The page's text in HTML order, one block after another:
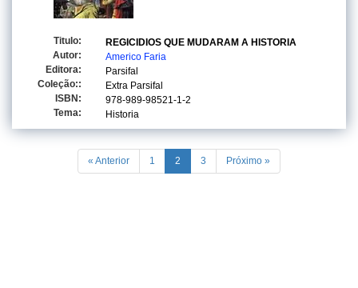
Titulo:
REGICIDIOS QUE MUDARAM A HISTORIA
Autor:
Americo Faria
Editora:
Parsifal
Coleção::
Extra Parsifal
ISBN:
978-989-98521-1-2
Tema:
Historia
« Anterior 1 2 3 Próximo »